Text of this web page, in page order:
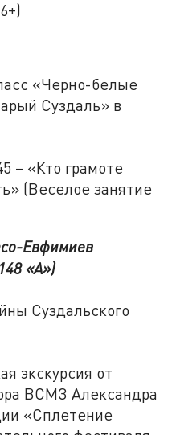
«Черно-белые
Суздаль» в
– «Кто грамоте
(Веселое занятие
Евфимиев
«А»)
Суздальского
экскурсия от
ВСМЗ Александра
«Сплетение